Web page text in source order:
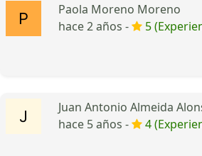
Paola Moreno Moreno
hace 2 años -
5
Juan Antonio Almeida
hace 5 años -
4